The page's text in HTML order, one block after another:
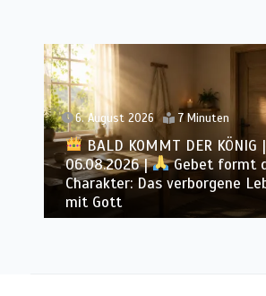
5. August 2026 6 Minuten
BALD KOMMT DER KÖNIG |
05.08.2026 |
Tägliche
Hingabe: Jeden Tag neu mit
Christus